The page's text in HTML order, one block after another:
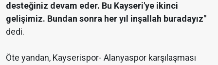
desteğiniz devam eder. Bu Kayseri'ye ikinci
gelişimiz. Bundan sonra her yıl inşallah buradayız"
dedi.
Öte yandan, Kayserispor- Alanyaspor karşılaşması